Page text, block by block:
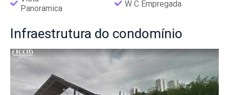
Panoramica
W C Empregada
Infraestrutura do condomínio